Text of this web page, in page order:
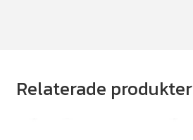
Relaterade produkter